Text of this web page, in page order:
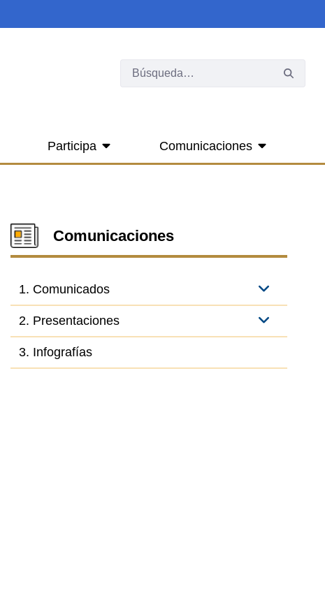
Participa Comunicaciones
Comunicaciones
1. Comunicados
2. Presentaciones
3. Infografías